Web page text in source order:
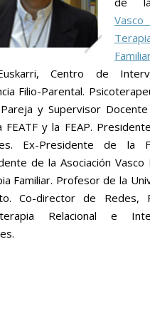
Vasco
Centro de
Filio-Parental.
y Supervisor Docente
FEATF y la FEAP.
Ex-Presidente de la
de la Asociación Vasco
Familiar. Profesor de la
Co-director de Redes,
Relacional e